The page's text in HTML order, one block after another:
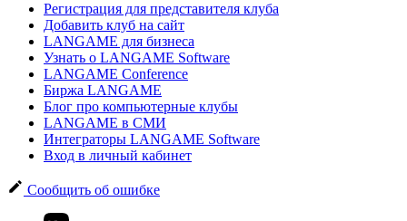
Регистрация для представителя клуба
Добавить клуб на сайт
LANGAME для бизнеса
Узнать о LANGAME Software
LANGAME Conference
Биржа LANGAME
Блог про компьютерные клубы
LANGAME в СМИ
Интеграторы LANGAME Software
Вход в личный кабинет
Сообщить об ошибке